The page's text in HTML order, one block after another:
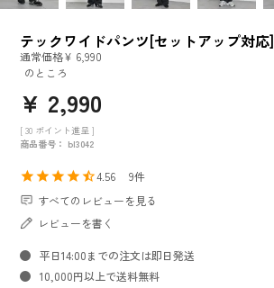
テックワイドパンツ[セットアップ対応]
通常価格¥ 6,990
のところ
¥ 2,990
[ 30 ポイント進呈 ]
商品番号
bl3042
4.56
9
すべてのレビューを見る
レビューを書く
平日14:00までの注文は即日発送
10,000円以上で送料無料